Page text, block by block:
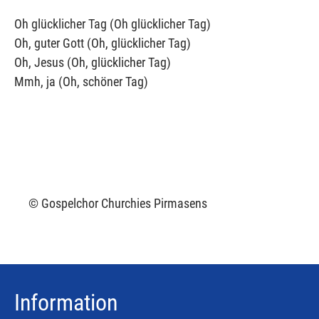
Oh glücklicher Tag (Oh glücklicher Tag)
Oh, guter Gott (Oh, glücklicher Tag)
Oh, Jesus (Oh, glücklicher Tag)
Mmh, ja (Oh, schöner Tag)
© Gospelchor Churchies Pirmasens
Information